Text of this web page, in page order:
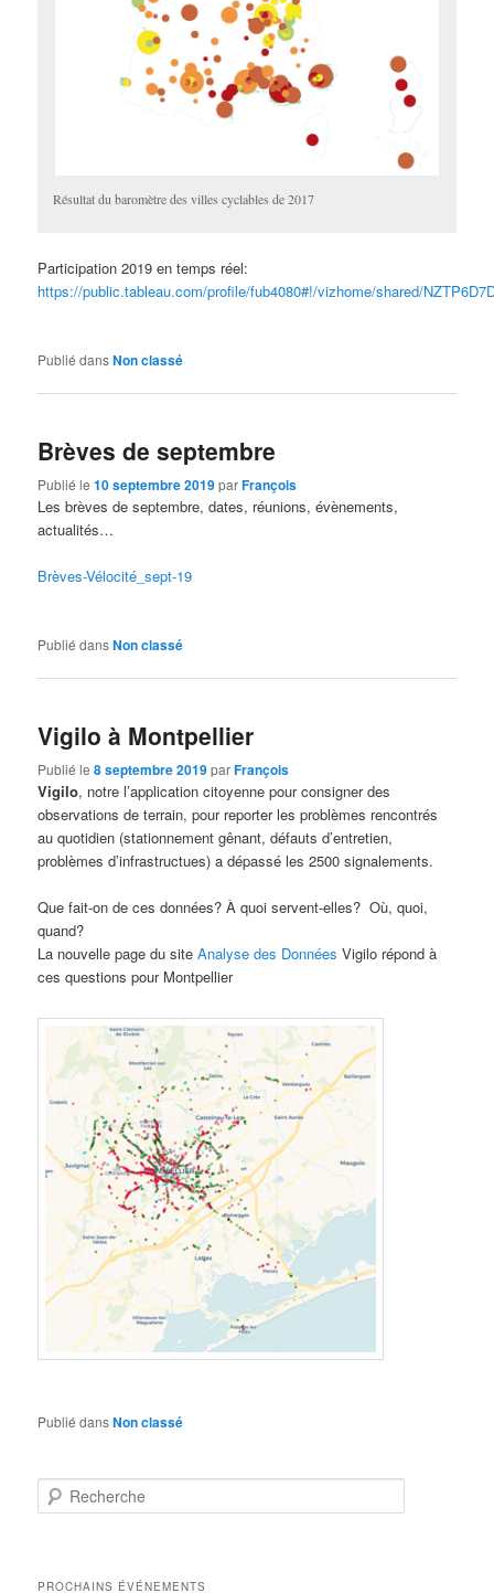
Résultat du baromètre des villes cyclables de 2017
Participation 2019 en temps réel:
https://public.tableau.com/profile/fub4080#!/vizhome/shared/
Publié dansNon classé
Brèves de septembre
Publié le10 septembre 2019parFrançois
Les brèves de septembre, dates, réunions, évènements,
actualités…
Brèves-Vélocité_sept-19
Publié dansNon classé
Vigilo à Montpellier
Publié le8 septembre 2019parFrançois
Vigilo, notre l’application citoyenne pour consigner des
observations de terrain, pour reporter les problèmes rencontrés
au quotidien (stationnement gênant, défauts d’entretien,
problèmes d’infrastructues) a dépassé les 2500 signalements.
Que fait-on de ces données? À quoi servent-elles? Où, quoi,
quand?
La nouvelle page du siteAnalyse des Données Vigilo répond à
ces questions pour Montpellier
Publié dansNon classé
e
PROCHAINS ÉVÉNEMENTS